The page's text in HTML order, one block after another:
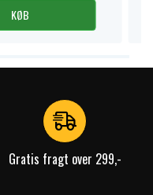
KØB
Gratis fragt over 299,-